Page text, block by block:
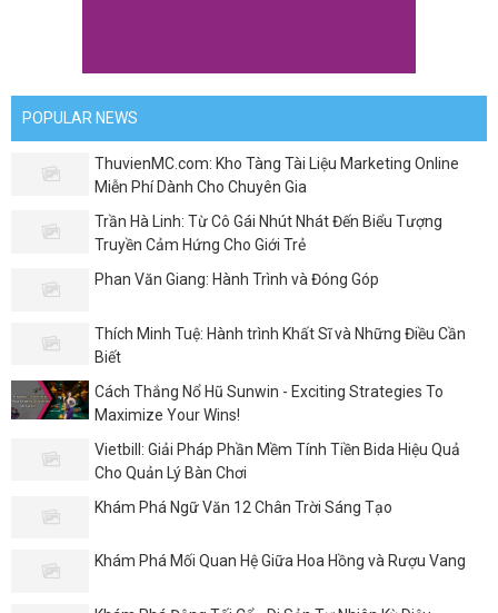
POPULAR NEWS
ThuvienMC.com: Kho Tàng Tài Liệu Marketing Online
Miễn Phí Dành Cho Chuyên Gia
Trần Hà Linh: Từ Cô Gái Nhút Nhát Đến Biểu Tượng
Truyền Cảm Hứng Cho Giới Trẻ
Phan Văn Giang: Hành Trình và Đóng Góp
Thích Minh Tuệ: Hành trình Khất Sĩ và Những Điều Cần
Biết
Cách Thắng Nổ Hũ Sunwin - Exciting Strategies To
Maximize Your Wins!
Vietbill: Giải Pháp Phần Mềm Tính Tiền Bida Hiệu Quả
Cho Quản Lý Bàn Chơi
Khám Phá Ngữ Văn 12 Chân Trời Sáng Tạo
Khám Phá Mối Quan Hệ Giữa Hoa Hồng và Rượu Vang